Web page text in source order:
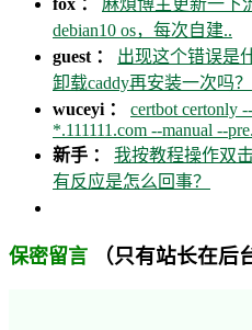
debian10 os，每次自建..
guest ： 出现这个错误是
卸载caddy再安装一次吗
wuceyi ： certbot certonly
*.111111.com --manual --
新手 ： 我按教程操作双
有反应是怎么回事？
保密留言 （只有站长在后